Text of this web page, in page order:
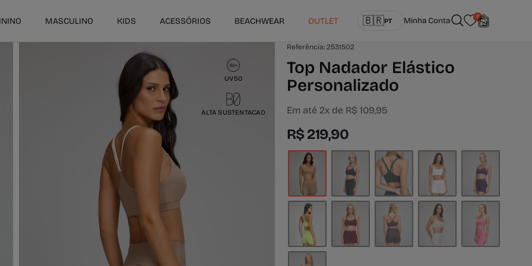
MASCULINO KIDS ACESSÓRIOS BEACHWEAR OUTLET Idioma
🇧🇷PT
português (Brasil)Minha Conta 0
UV50
ALTA SUSTENTACAO
Referência: 2531502
Top Nadador Elástico
Personalizado
Em até 2x de R$ 109,95
R$ 219,90